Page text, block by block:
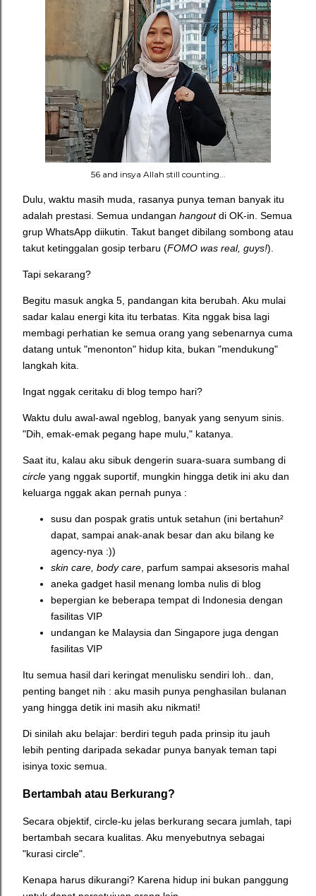
56 and insya Allah still counting...
Dulu, waktu masih muda, rasanya punya teman banyak itu
adalah prestasi. Semua undangan hangoutdi OK-in. Semua
grup WhatsApp diikutin. Takut banget dibilang sombong atau
takut ketinggalan gosip terbaru (FOMO was real, guys!).
Tapi sekarang?
Begitu masuk angka 5, pandangan kita berubah. Aku mulai
sadar kalau energi kita itu terbatas. Kita nggak bisa lagi
membagi perhatian ke semua orang yang sebenarnya cuma
datang untuk "menonton" hidup kita, bukan "mendukung"
langkah kita.
Ingat nggak ceritaku di blog tempo hari?
Waktu dulu awal-awal ngeblog, banyak yang senyum sinis.
"Dih, emak-emak pegang hape mulu," katanya.
Saat itu, kalau aku sibuk dengerin suara-suara sumbang di
circle yang nggak suportif, mungkin hingga detik ini aku dan
keluarga nggak akan pernah punya :
susu dan pospak gratis untuk setahun (ini bertahun²
dapat, sampai anak-anak besar dan aku bilang ke
agency-nya :))
skin care, body care , parfum sampai aksesoris mahal
aneka gadget hasil menang lomba nulis di blog
bepergian ke beberapa tempat di Indonesia dengan
fasilitas VIP
undangan ke Malaysia dan Singapore juga dengan
fasilitas VIP
Itu semua hasil dari keringat menulisku sendiri loh.. dan,
penting banget nih : aku masih punya penghasilan bulanan
yang hingga detik ini masih aku nikmati!
Di sinilah aku belajar: berdiri teguh pada prinsip itu jauh
lebih penting daripada sekadar punya banyak teman tapi
isinya toxic semua.
Bertambah atau Berkurang?
Secara objektif, circle-ku jelas berkurang secara jumlah, tapi
bertambah secara kualitas. Aku menyebutnya sebagai
"kurasi circle".
Kenapa harus dikurangi? Karena hidup ini bukan panggung